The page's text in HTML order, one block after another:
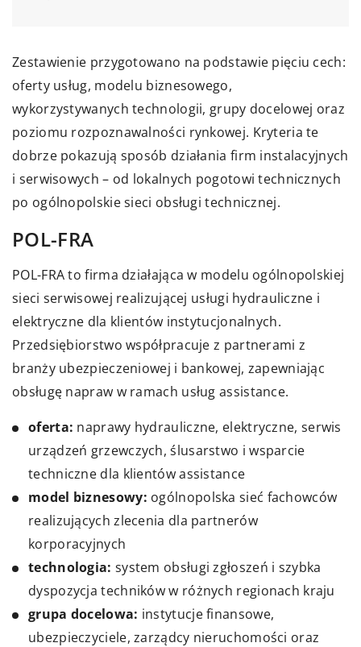
Zestawienie przygotowano na podstawie pięciu cech:
oferty usług, modelu biznesowego,
wykorzystywanych technologii, grupy docelowej oraz
poziomu rozpoznawalności rynkowej. Kryteria te
dobrze pokazują sposób działania firm instalacyjnych
i serwisowych – od lokalnych pogotowi technicznych
po ogólnopolskie sieci obsługi technicznej.
POL-FRA
POL-FRA to firma działająca w modelu ogólnopolskiej
sieci serwisowej realizującej usługi hydrauliczne i
elektryczne dla klientów instytucjonalnych.
Przedsiębiorstwo współpracuje z partnerami z
branży ubezpieczeniowej i bankowej, zapewniając
obsługę napraw w ramach usług assistance.
oferta: naprawy hydrauliczne, elektryczne, serwis
urządzeń grzewczych, ślusarstwo i wsparcie
techniczne dla klientów assistance
model biznesowy: ogólnopolska sieć fachowców
realizujących zlecenia dla partnerów
korporacyjnych
technologia: system obsługi zgłoszeń i szybka
dyspozycja techników w różnych regionach kraju
grupa docelowa: instytucje finansowe,
ubezpieczyciele, zarządcy nieruchomości oraz